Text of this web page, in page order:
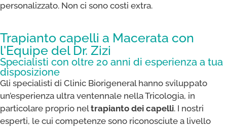
personalizzato. Non ci sono costi extra.
Trapianto capelli a Macerata con
l'Equipe del Dr. Zizi
Specialisti con oltre 20 anni di esperienza a tua
disposizione
Gli specialisti di Clinic Biorigeneral hanno sviluppato
un’esperienza ultra ventennale nella Tricologia, in
particolare proprio neltrapianto dei capelli. I nostri
esperti, le cui competenze sono riconosciute a livello